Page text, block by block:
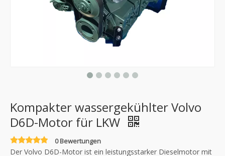
Kompakter wassergekühlter Volvo
D6D-Motor für LKW
0 Bewertungen
Der Volvo D6D-Motor ist ein leistungsstarker Dieselmotor mit